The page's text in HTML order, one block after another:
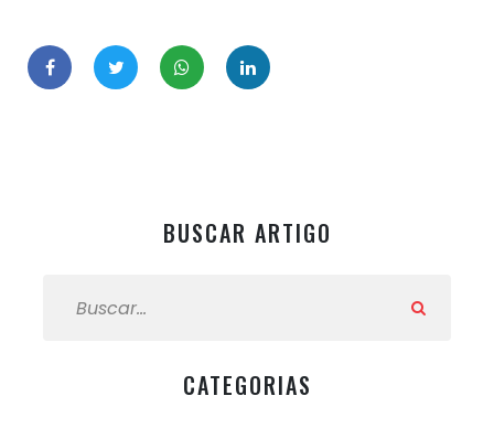
BUSCAR ARTIGO
CATEGORIAS